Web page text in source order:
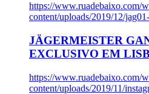
https://www.ruadebaixo.com/
content/uploads/2019/12/
JÄGERMEISTER
EXCLUSIVO EM
https://www.ruadebaixo.com/
content/uploads/2019/11/